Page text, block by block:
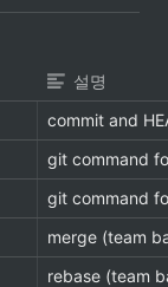
설명
commit and
git command
git command
merge (team
rebase (team